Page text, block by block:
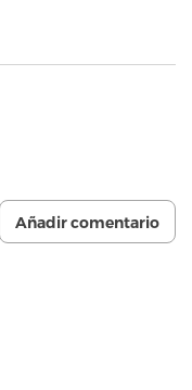
Añadir comentario